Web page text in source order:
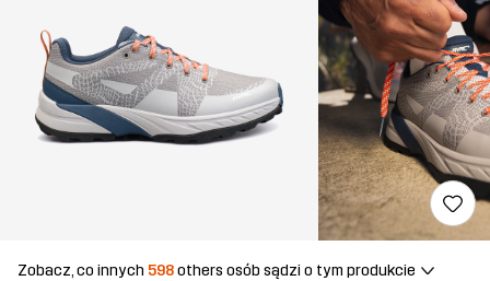
Zobacz, co innych 598others osób sądzi o tym produkcie